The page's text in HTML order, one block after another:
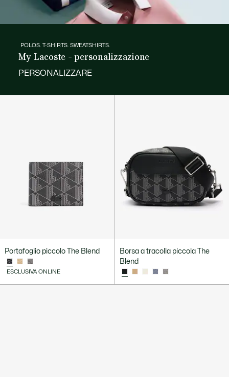
POLOS. T-SHIRTS. SWEATSHIRTS.
My Lacoste - personalizzazione
PERSONALIZZARE
Portafoglio piccolo The Blend
ESCLUSIVA ONLINE
Borsa a tracolla piccola The
Blend